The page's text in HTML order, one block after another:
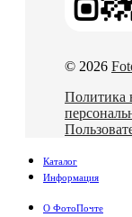
© 2026
Политика
Каталог
Информация
О ФотоПочте